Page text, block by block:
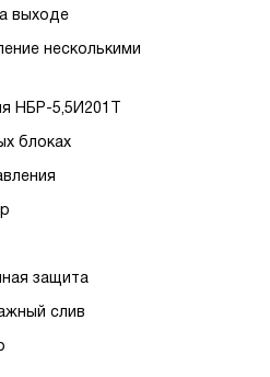
выходе
несколькими
НБР-5,5И201Т
блоках
защита
слив